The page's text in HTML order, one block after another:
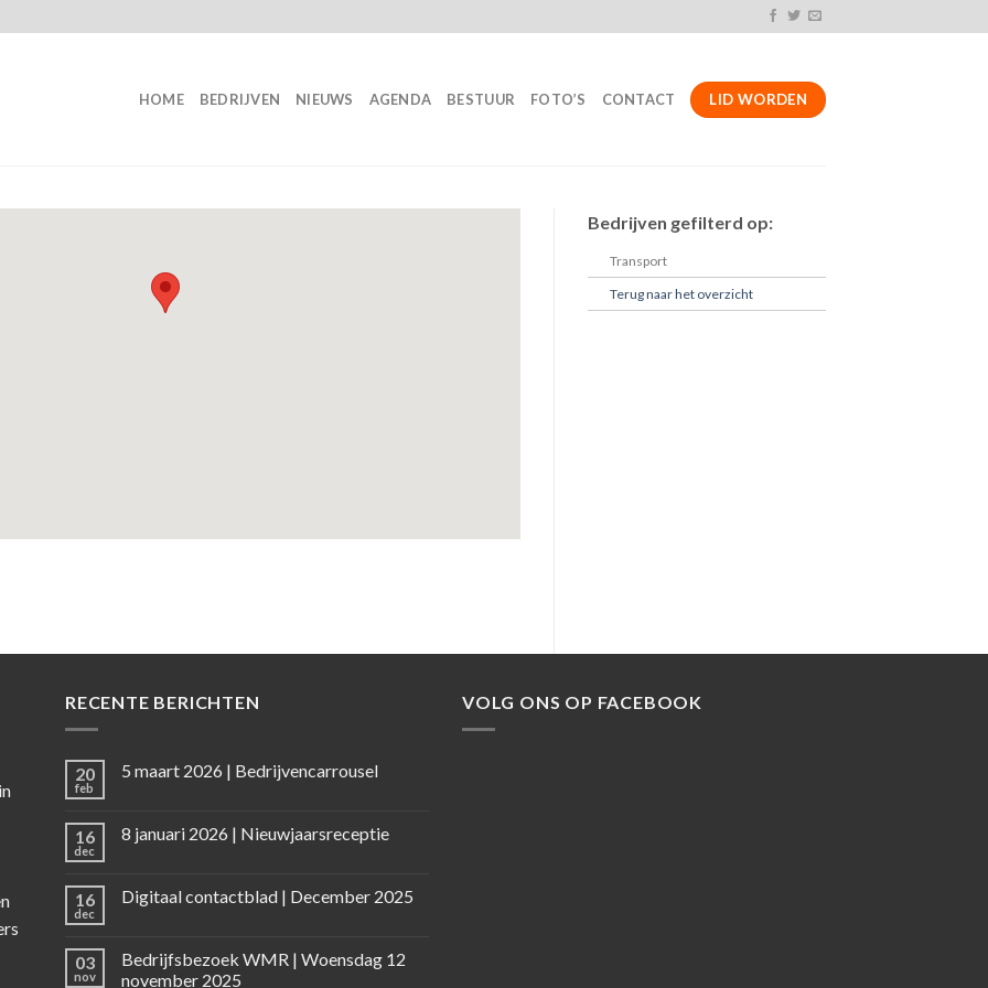
HOME BEDRIJVEN NIEUWS AGENDA BESTUUR FOTO’S CONTACT LID WORDEN
Bedrijven gefilterd op:
Transport
Terug naar het overzicht
RECENTE BERICHTEN
20
feb
5 maart 2026 | Bedrijvencarrousel
16
dec
8 januari 2026 | Nieuwjaarsreceptie
16
dec
Digitaal contactblad | December 2025
03
nov
Bedrijfsbezoek WMR | Woensdag 12
november 2025
VOLG ONS OP FACEBOOK